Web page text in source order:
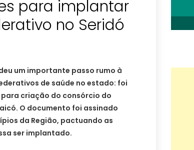
para implantar
no Seridó
um importante passo rumo à
de saúde no estado: foi
criação do consórcio do
O documento foi assinado
da Região, pactuando as
ser implantado.